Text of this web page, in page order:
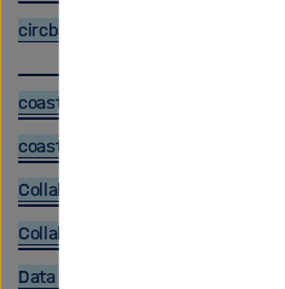
circbase
coastDat
coastMap
Collaborative Research Centre
Collaborative Research Centre
Data Publication Server